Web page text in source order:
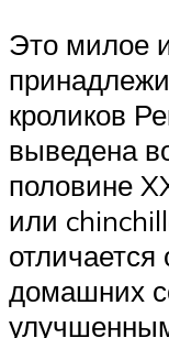
Это милое
кроликов
выведена
половине
или
домашних